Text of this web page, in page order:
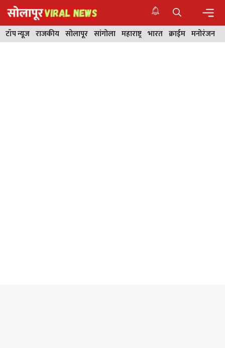
Skip
to
content
टॉप न्यूज राजकीय सोलापूर सांगोला महाराष्ट्र भारत क्राईम मनोरंजन